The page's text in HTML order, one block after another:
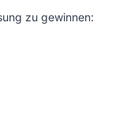
zu gewinnen: